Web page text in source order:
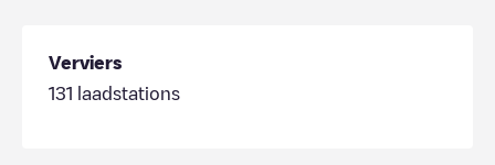
Verviers
131
laadstations